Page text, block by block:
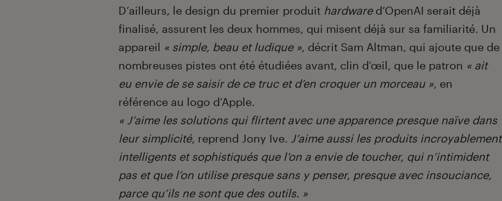
D’ailleurs, le design du premier produit hardwared’OpenAI serait déjà
finalisé, assurent les deux hommes, qui misent déjà sur sa familiarité. Un
appareil « simple, beau et ludique », décrit Sam Altman, qui ajoute que de
nombreuses pistes ont été étudiées avant, clin d’œil, que le patron « ait
eu envie de se saisir de ce truc et d’en croquer un morceau », en
référence au logo d’Apple.
« J’aime les solutions qui flirtent avec une apparence presque naïve dans
leur simplicité, reprend Jony Ive. J’aime aussi les produits incroyablement
intelligents et sophistiqués que l’on a envie de toucher, qui n’intimident
pas et que l’on utilise presque sans y penser, presque avec insouciance,
parce qu’ils ne sont que des outils. »